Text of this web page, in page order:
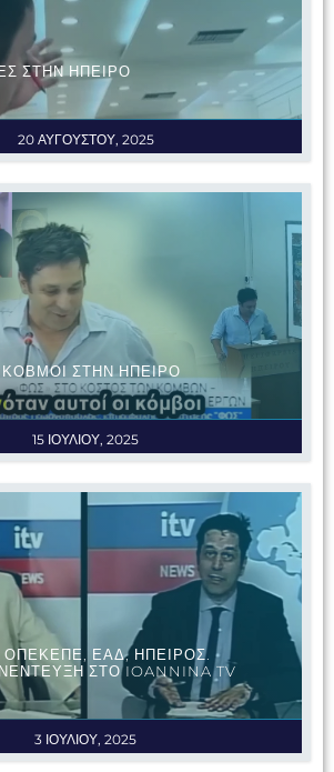
20 ΑΥΓΟΥΣΤΟΥ, 2025
ΣΤΗΝ ΗΠΕΙΡΟ
15 ΙΟΥΛΙΟΥ, 2025
ΚΟΒΜΟΙ ΣΤΗΝ ΗΠΕΙΡΟ
3 ΙΟΥΛΙΟΥ, 2025
ΕΑΔ, ΗΠΕΙΡΟΣ.
ΣΤΟ IOANNINA TV